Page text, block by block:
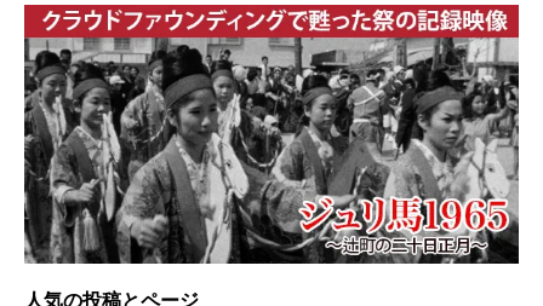
人気の投稿とページ